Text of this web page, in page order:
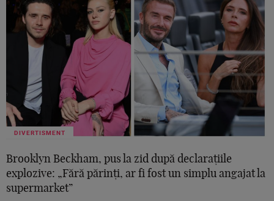
DIVERTISMENT
Brooklyn Beckham, pus la zid după declarațiile
explozive: „Fără părinți, ar fi fost un simplu angajat la
supermarket”